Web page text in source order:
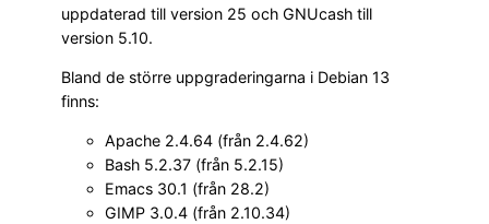
uppdaterad till version 25 och GNUcash till
version 5.10.
Bland de större uppgraderingarna i Debian 13
finns:
Apache 2.4.64 (från 2.4.62)
Bash 5.2.37 (från 5.2.15)
Emacs 30.1 (från 28.2)
GIMP 3.0.4 (från 2.10.34)